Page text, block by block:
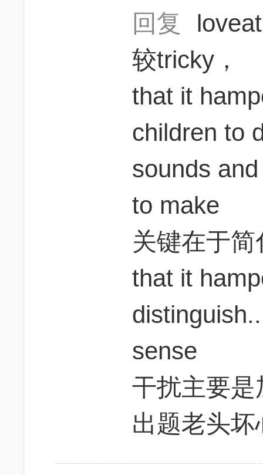
回复
较tricky，
that it
children to
sounds
to make
关键在于简
that it
sense
干扰主要
出题老头坏